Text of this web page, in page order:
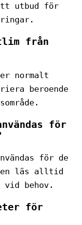
utbud för
från
normalt
beroende
för
för de
läs alltid
vid behov.
för